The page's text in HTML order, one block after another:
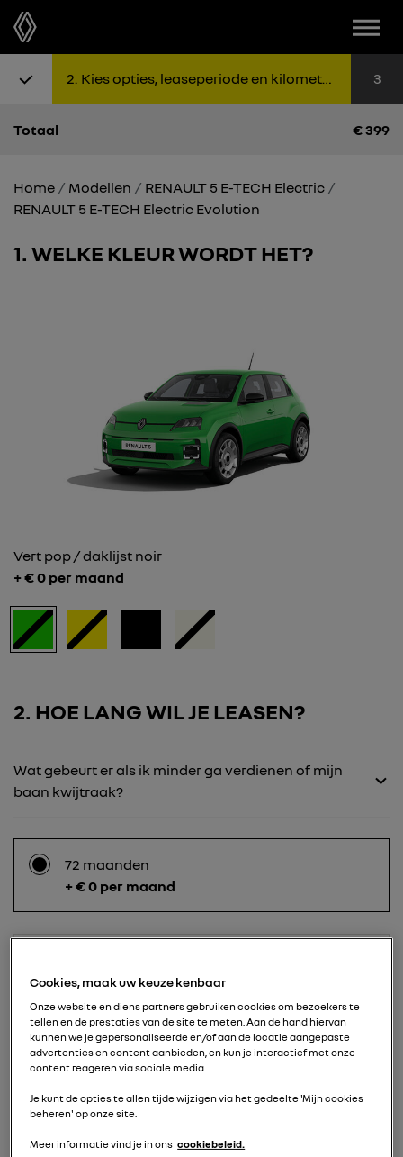
Stap 1: Kies uitvoering
2 Kies opties, leaseperiode en kilometers Stap 2:
3
Totaal €399
Home Modellen
RENAULT 5 E-TECH Electric
RENAULT 5 E-TECH Electric Evolution
1 WELKE KLEUR WORDT HET?
Vert pop / daklijst noir
+ €0 per maand
2 HOE LANG WIL JE LEASEN?
Wat gebeurt er als ik minder ga verdienen of mijn
baan kwijtraak?
72 maanden
+ € 0 per maand
+ € 49 per maand
48 maanden
+ € 87 per maand
36 maanden
Cookies, maak uw keuze kenbaar
Onze website en diens partners gebruiken cookies om bezoekers te
tellen en de prestaties van de site te meten. Aan de hand hiervan
kunnen we je gepersonaliseerde en/of aan de locatie aangepaste
advertenties en content aanbieden, en kun je interactief met onze
content reageren via sociale media.
Je kunt de opties te allen tijde wijzigen via het gedeelte 'Mijn cookies
beheren' op onze site.
Meer informatie vind je in ons cookiebeleid.